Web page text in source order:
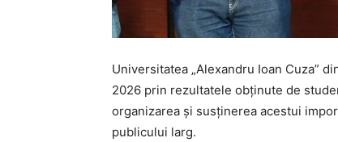
Universitatea „Alexandru Ioan Cuza”
2026 prin rezultatele obținute de
organizarea și susținerea acestui
publicului larg.